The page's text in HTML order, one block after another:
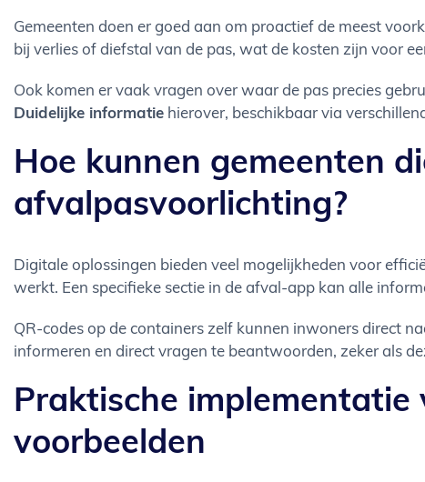
Gemeenten doen er goed aan om proactief de meest
bij verlies of diefstal van de pas, wat de kosten zijn voor
Ook komen er vaak vragen over waar de pas precies
Duidelijke informatie hierover, beschikbaar via
Hoe kunnen gemeenten
afvalpasvoorlichting?
Digitale oplossingen bieden veel mogelijkheden voor
werkt. Een specifieke sectie in de afval-app kan alle
QR-codes op de containers zelf kunnen inwoners direct
informeren en direct vragen te beantwoorden, zeker als
Praktische
voorbeelden